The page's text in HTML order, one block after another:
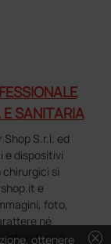
SANITARIA
S.r.l. ed
e dispositivi
si
e
foto,
né
intendersi e
cancel
ottenere